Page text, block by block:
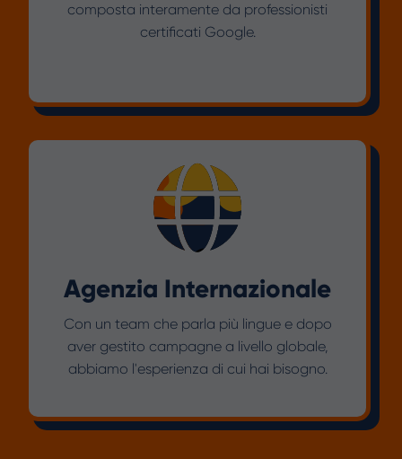
composta interamente da professionisti
certificati Google.
Agenzia Internazionale
Con un team che parla più lingue e dopo
aver gestito campagne a livello globale,
abbiamo l'esperienza di cui hai bisogno.